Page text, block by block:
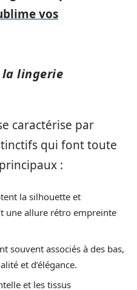
vos
la lingerie
caractérise par
qui font toute
:
la silhouette et
une allure rétro empreinte
souvent associés à des bas,
et d’élégance.
et les tissus